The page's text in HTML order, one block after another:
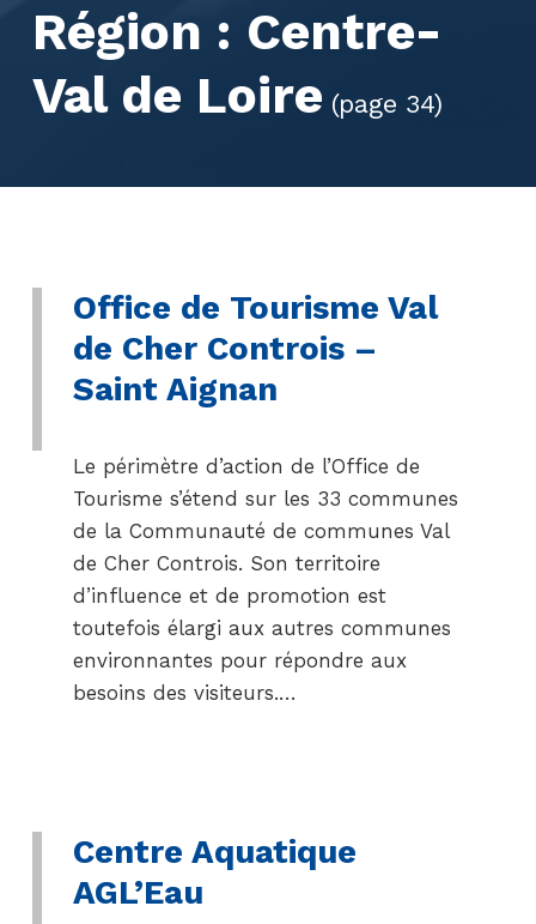
Région : Centre-
Val de Loire (page 34)
Office de Tourisme Val
de Cher Controis –
Saint Aignan
Le périmètre d’action de l’Office de
Tourisme s’étend sur les 33 communes
de la Communauté de communes Val
de Cher Controis. Son territoire
d’influence et de promotion est
toutefois élargi aux autres communes
environnantes pour répondre aux
besoins des visiteurs.…
Centre Aquatique
AGL’Eau